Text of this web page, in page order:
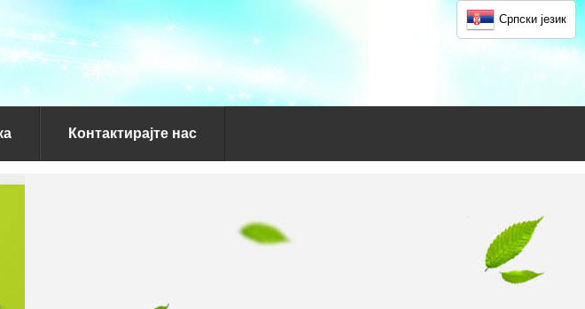
Српски језик
Контактирајте нас